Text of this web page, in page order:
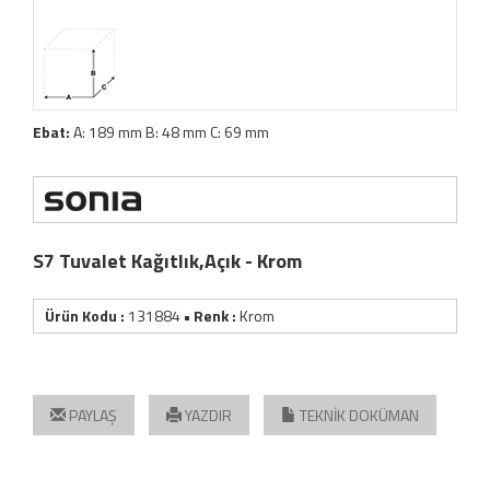
Ebat:A: 189 mm B: 48 mm C: 69 mm
S7 Tuvalet Kağıtlık,Açık - Krom
Ürün Kodu : 131884• Renk :Krom
PAYLAŞ YAZDIR TEKNİK DOKÜMAN